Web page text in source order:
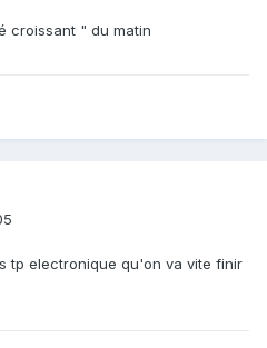
croissant " du matin
tp electronique qu'on va vite finir